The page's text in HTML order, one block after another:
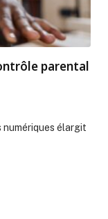
parental
numériques élargit